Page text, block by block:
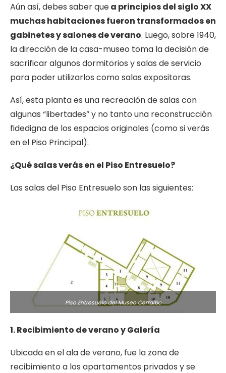
Aún así, debes saber quea principios del siglo XX
muchas habitaciones fueron transformados en
gabinetes y salones de verano. Luego, sobre 1940,
la dirección de la casa-museo toma la decisión de
sacrificar algunos dormitorios y salas de servicio
para poder utilizarlos como salas expositoras.
Así, esta planta es una recreación de salas con
algunas “libertades” y no tanto una reconstrucción
fidedigna de los espacios originales (como si verás
en el Piso Principal).
¿Qué salas verás en el Piso Entresuelo?
Las salas del Piso Entresuelo son las siguientes:
Piso Entresuelo del Museo Cerralbo
1. Recibimiento de verano y Galería
Ubicada en el ala de verano, fue la zona de
recibimiento a los apartamentos privados y se